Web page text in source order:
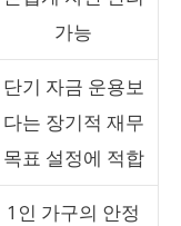
가능
단기 자금 운용보
다는 장기적 재무
목표 설정에 적합
1인 가구의 안정